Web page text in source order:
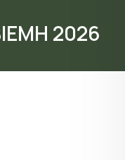
2026